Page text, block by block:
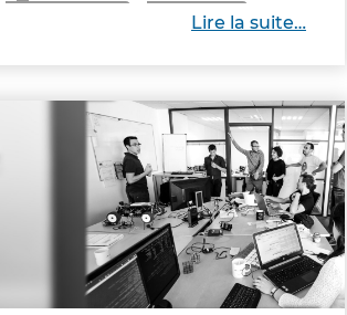
vie interne
Lire la suite…